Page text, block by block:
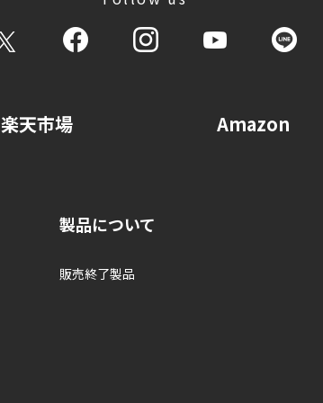
楽天市場 Amazon
製品について
販売終了製品